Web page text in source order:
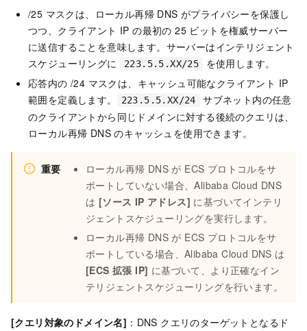
/25 マスクは、ローカル再帰 DNS がプライバシーを保護し
つつ、クライアント IP の最初の 25 ビットを権威サーバー
に送信することを意味します。サーバーはインテリジェント
スケジューリングに
223.5.5.XX/25
を使用します。
応答内の /24 マスクは、キャッシュ可能なクライアント IP
範囲を定義します。
223.5.5.XX/24
サブネット内の任意
のクライアントから同じドメインに対する後続のクエリは、
ローカル再帰 DNS のキャッシュを使用できます。
重要
ローカル再帰 DNS が ECS プロトコルをサ
ポートしていない場合、Alibaba Cloud DNS
は [ソース IP アドレス] に基づいてインテリ
ジェントスケジューリングを実行します。
ローカル再帰 DNS が ECS プロトコルをサ
ポートしている場合、Alibaba Cloud DNS は
[ECS 拡張 IP] に基づいて、より正確なイン
テリジェントスケジューリングを行います。
[クエリ対象のドメイン名] ：DNS クエリのターゲットとなるド